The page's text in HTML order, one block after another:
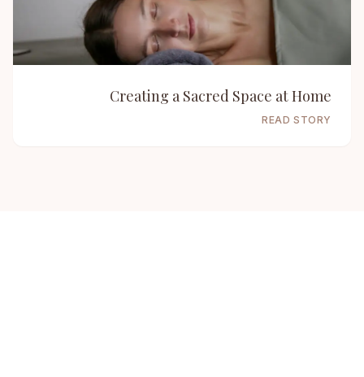
Creating a Sacred Space at Home
READ STORY